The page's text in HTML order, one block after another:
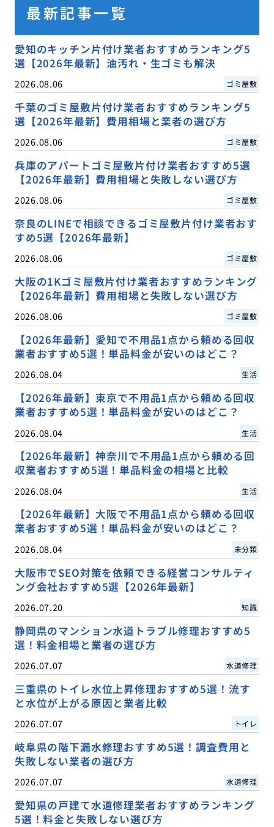
最新記事一覧
愛知のキッチン片付け業者おすすめランキング5
選【2026年最新】油汚れ・生ゴミも解決
2026.08.06 ゴミ屋敷
千葉のゴミ屋敷片付け業者おすすめランキング5
選【2026年最新】費用相場と業者の選び方
2026.08.06 ゴミ屋敷
兵庫のアパートゴミ屋敷片付け業者おすすめ5選
【2026年最新】費用相場と失敗しない選び方
2026.08.06 ゴミ屋敷
奈良のLINEで相談できるゴミ屋敷片付け業者おす
すめ5選【2026年最新】
2026.08.06 ゴミ屋敷
大阪の1Kゴミ屋敷片付け業者おすすめランキング
【2026年最新】費用相場と失敗しない選び方
2026.08.06 ゴミ屋敷
【2026年最新】愛知で不用品1点から頼める回収
業者おすすめ5選！単品料金が安いのはどこ？
2026.08.04 生活
【2026年最新】東京で不用品1点から頼める回収
業者おすすめ5選！単品料金が安いのはどこ？
2026.08.04 生活
【2026年最新】神奈川で不用品1点から頼める回
収業者おすすめ5選！単品料金の相場と比較
2026.08.04 生活
【2026年最新】大阪で不用品1点から頼める回収
業者おすすめ5選！単品料金が安いのはどこ？
2026.08.04 未分類
大阪市でSEO対策を依頼できる経営コンサルティ
ング会社おすすめ5選【2026年最新】
2026.07.20 知識
静岡県のマンション水道トラブル修理おすすめ5
選！料金相場と業者の選び方
2026.07.07 水道修理
三重県のトイレ水位上昇修理おすすめ5選！流す
と水位が上がる原因と業者比較
2026.07.07 トイレ
岐阜県の階下漏水修理おすすめ5選！調査費用と
失敗しない業者の選び方
2026.07.07 水道修理
愛知県の戸建て水道修理業者おすすめランキング
5選！料金と失敗しない選び方